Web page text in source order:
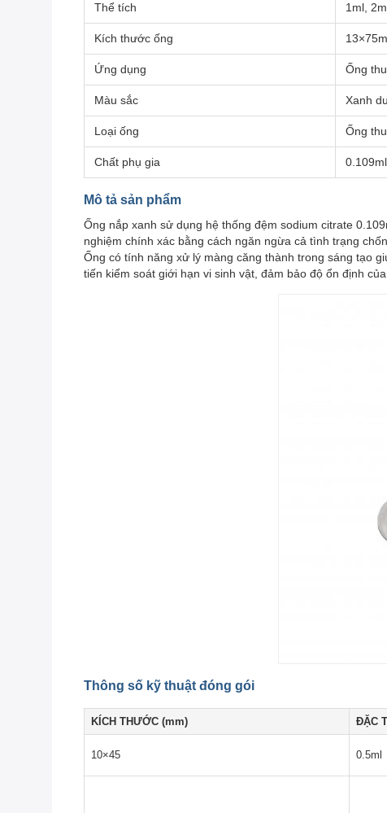
Thể tích 1ml,
Kích thước ống
Ứng dụng Ống
Màu sắc Xanh
Loại ống Ống
Chất phụ gia
Mô tả sản phẩm
Ống nắp xanh sử dụng hệ thống đệm sodium citrate
nghiệm chính xác bằng cách ngăn ngừa cả tình trạng
Ống có tính năng xử lý màng căng thành trong sáng tạo
tiến kiểm soát giới hạn vi sinh vật, đảm bảo độ ổn định
Thông số kỹ thuật đóng gói
KÍCH THƯỚC (mm) ĐẶC
10×45 0.5ml